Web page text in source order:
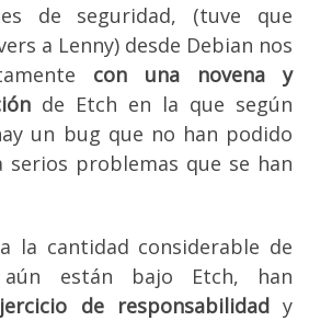
de seguridad, (tuve que
a Lenny) desde Debian nos
con una novena y
de Etch en la que según
un bug que no han podido
problemas que se han
la cantidad considerable de
aún están bajo Etch, han
de responsabilidady